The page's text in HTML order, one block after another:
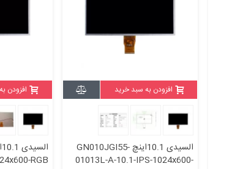
افزودن به سبد خرید
السیدی 10.1اینچ GN010JGI55-
01013L-A-10.1-IPS-1024x600-
افزودن
RGB